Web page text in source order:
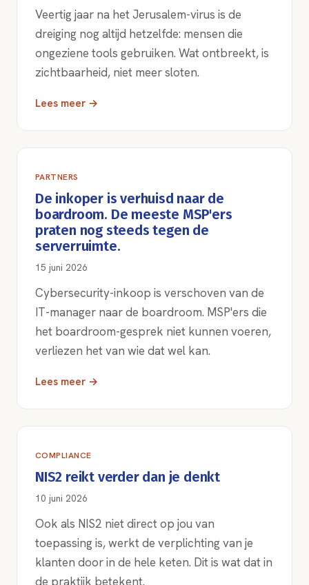
Veertig jaar na het Jerusalem-virus is de
dreiging nog altijd hetzelfde: mensen die
ongeziene tools gebruiken. Wat ontbreekt, is
zichtbaarheid, niet meer sloten.
Lees meer →
PARTNERS
De inkoper is verhuisd naar de
boardroom. De meeste MSP'ers
praten nog steeds tegen de
serverruimte.
15 juni 2026
Cybersecurity-inkoop is verschoven van de
IT-manager naar de boardroom. MSP'ers die
het boardroom-gesprek niet kunnen voeren,
verliezen het van wie dat wel kan.
Lees meer →
COMPLIANCE
NIS2 reikt verder dan je denkt
10 juni 2026
Ook als NIS2 niet direct op jou van
toepassing is, werkt de verplichting van je
klanten door in de hele keten. Dit is wat dat in
de praktijk betekent.